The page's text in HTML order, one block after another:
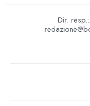
Dir. resp.: